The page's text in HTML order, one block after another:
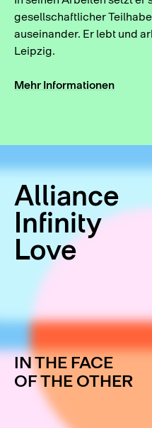
gesellschaftlicher
auseinander. Er lebt und
Leipzig.
Mehr Informationen
Alliance
Infinity
Love
IN THE FACE
OF THE OTHER